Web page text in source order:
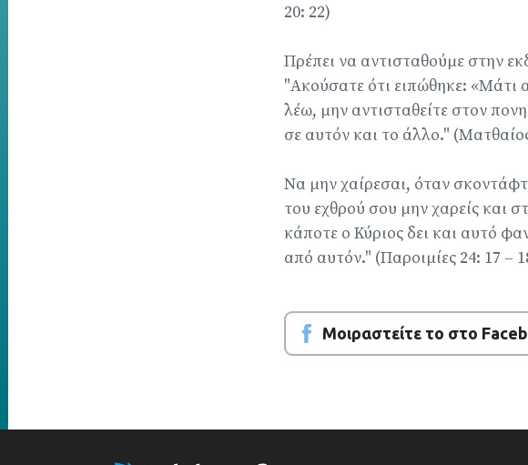
20: 22)
Πρέπει να αντισταθούμε στην
"Ακούσατε ότι ειπώθηκε: «Μάτι
λέω, μην αντισταθείτε στον
σε αυτόν και το άλλο."
Να μην χαίρεσαι, όταν
του εχθρού σου μην χαρείς και
κάποτε ο Κύριος δει και αυτό
από αυτόν." (Παροιμίες 24: 17 –
Μοιραστείτε το στο